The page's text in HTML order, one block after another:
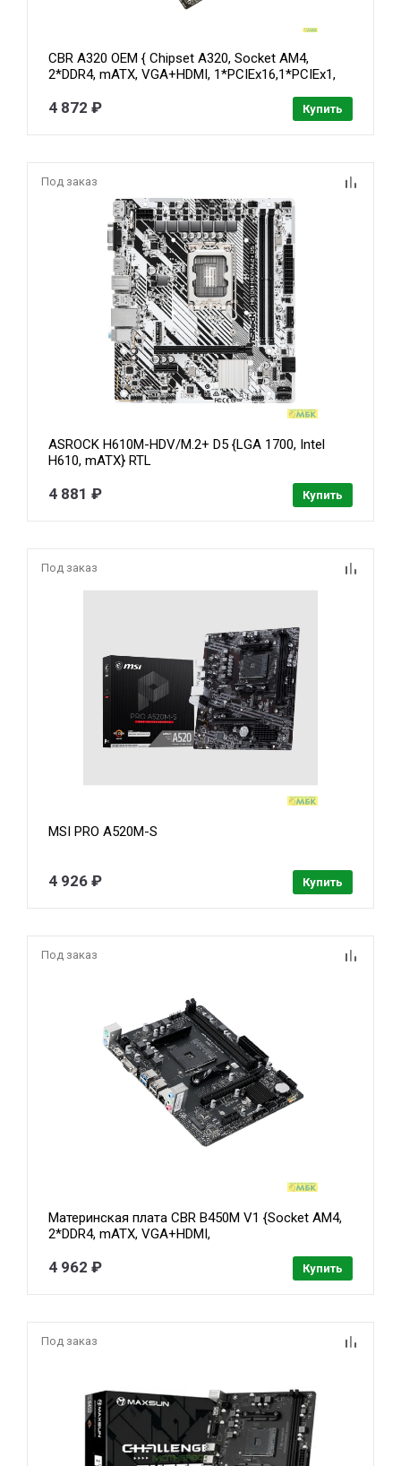
CBR A320 OEM { Chipset A320, Socket AM4,
2*DDR4, mATX, VGA+HDMI, 1*PCIEx16,1*PCIEx1,
1Gb} OEM УПАКОВКА
4 872 ₽ Купить
Под заказ
ASROCK H610M-HDV/M.2+ D5 {LGA 1700, Intel
H610, mATX} RTL
4 881 ₽ Купить
Под заказ
MSI PRO A520M-S
4 926 ₽ Купить
Под заказ
Материнская плата CBR B450M V1 {Socket AM4,
2*DDR4, mATX, VGA+HDMI,
4*SATA3, 4*USB2+4*USB3, Glan}
4 962 ₽ Купить
Под заказ